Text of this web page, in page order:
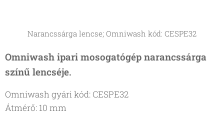
Narancssárga lencse; Omniwash kód: CESPE32
Omniwash ipari mosogatógép narancssárga
színű lencséje.
Omniwash gyári kód: CESPE32
Átmérő: 10 mm